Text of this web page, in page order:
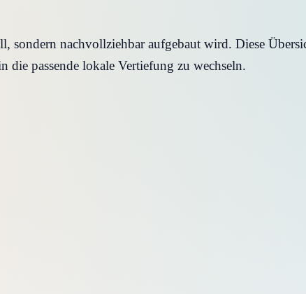
nachvollziehbar aufgebaut wird. Diese
passende lokale Vertiefung zu wechseln.